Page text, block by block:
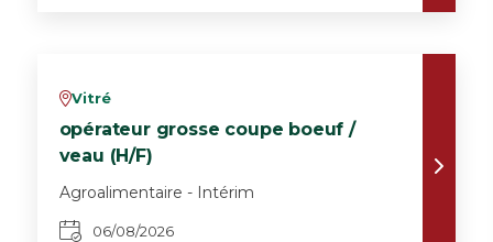
vVitré
opérateur grosse coupe boeuf /
veau (H/F)
Agroalimentaire - Intérim
06/08/2026